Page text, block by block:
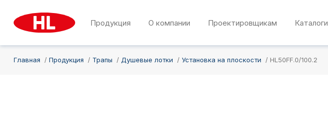
Продукция О компании Проектировщикам Каталоги
Главная Продукция Трапы Душевые лотки Установка на плоскости HL50FF.0/100.2